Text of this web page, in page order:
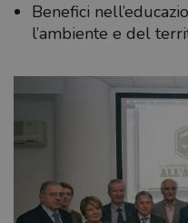
Benefici
l’ambiente e del